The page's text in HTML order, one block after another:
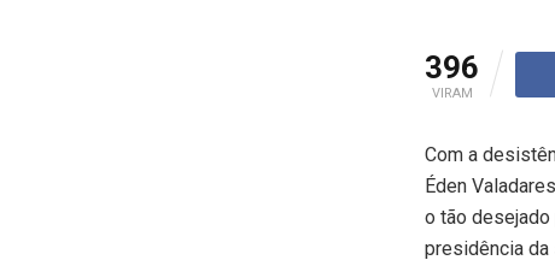
396
VIRAM
Com a
Éden
o tão desejado
presidência da